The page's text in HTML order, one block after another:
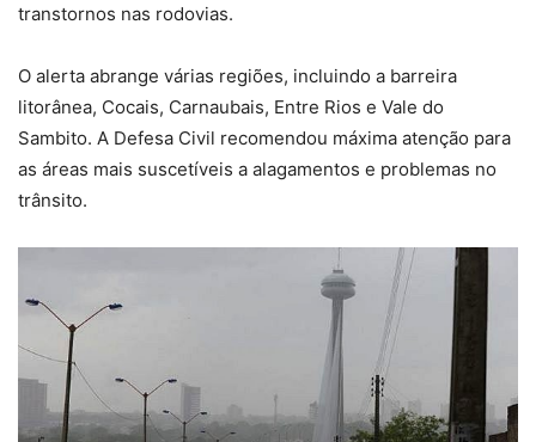
transtornos nas rodovias.
O alerta abrange várias regiões, incluindo a barreira
litorânea, Cocais, Carnaubais, Entre Rios e Vale do
Sambito. A Defesa Civil recomendou máxima atenção para
as áreas mais suscetíveis a alagamentos e problemas no
trânsito.